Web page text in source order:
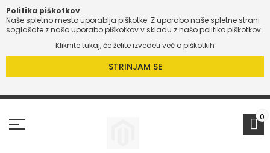
Politika piškotkov
Naše spletno mesto uporablja piškotke. Z uporabo naše spletne strani
soglašate z našo uporabo piškotkov v skladu z našo politiko piškotkov.
Kliknite tukaj, če želite izvedeti več o piškotkih
STRINJAM SE
Preskoči
0